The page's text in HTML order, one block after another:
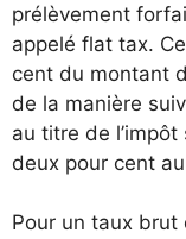
prélèvement
appelé flat tax.
cent du montant
de la manière
au titre de
deux pour cent
Pour un taux